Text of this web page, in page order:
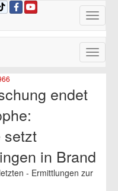
Toggle
Toggle
endet
setzt
in Brand
- Ermittlungen zur